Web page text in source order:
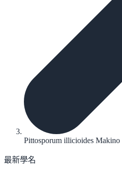
Pittosporum illicioides Makino
最新學名